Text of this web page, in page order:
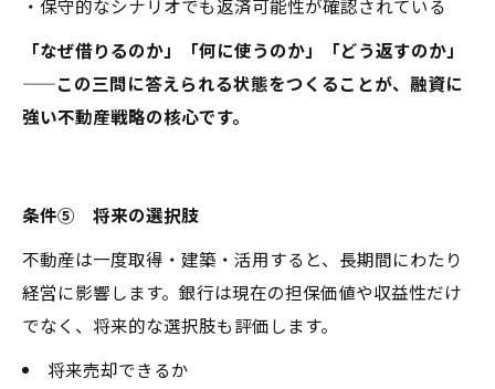
・保守的なシナリオでも返済可能性が確認されている
「なぜ借りるのか」「何に使うのか」「どう返すのか」
——この三問に答えられる状態をつくることが、融資に
強い不動産戦略の核心です。
条件⑤ 将来の選択肢
不動産は一度取得・建築・活用すると、長期間にわたり
経営に影響します。銀行は現在の担保価値や収益性だけ
でなく、将来的な選択肢も評価します。
将来売却できるか